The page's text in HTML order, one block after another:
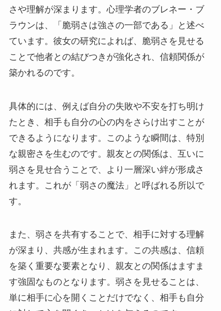
さや理解が深まります。心理学者のブレネー・ブ
ラウンは、「脆弱さは強さの一部である」と述べ
ています。彼女の研究によれば、脆弱さを見せる
ことで他者との結びつきが強化され、信頼関係が
築かれるのです。
具体的には、例えば自分の失敗や不安を打ち明け
たとき、相手も自分の心の内をさらけ出すことが
できるようになります。このような瞬間は、特別
な親密さを生むのです。親友との関係は、互いに
弱さを見せ合うことで、より一層深い絆が形成さ
れます。これが「弱さの魔法」と呼ばれる所以で
す。
また、弱さを共有することで、相手に対する理解
が深まり、共感が生まれます。この共感は、信頼
を築く重要な要素となり、親友との関係はますま
す強固なものとなります。弱さを見せることは、
単に相手に心を開くことだけでなく、相手も自分